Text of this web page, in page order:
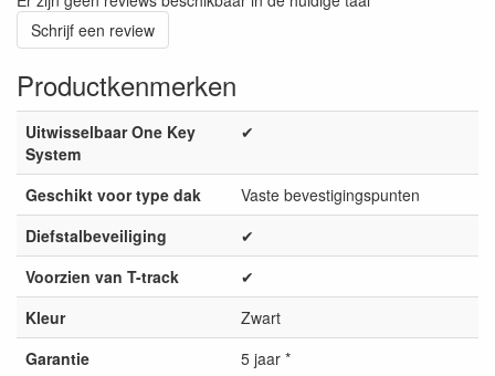
Schrijf een review
Productkenmerken
Uitwisselbaar One Key
System
✔
Geschikt voor type dak
Vaste bevestigingspunten
Diefstalbeveiliging
✔
Voorzien van T-track
✔
Kleur
Zwart
Garantie
5 jaar *